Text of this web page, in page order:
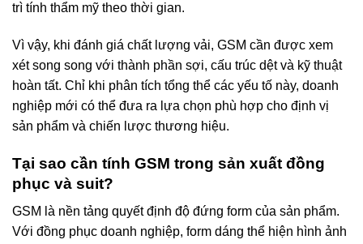
trì tính thẩm mỹ theo thời gian.
Vì vậy, khi đánh giá chất lượng vải, GSM cần được xem
xét song song với thành phần sợi, cấu trúc dệt và kỹ thuật
hoàn tất. Chỉ khi phân tích tổng thể các yếu tố này, doanh
nghiệp mới có thể đưa ra lựa chọn phù hợp cho định vị
sản phẩm và chiến lược thương hiệu.
Tại sao cần tính GSM trong sản xuất đồng
phục và suit?
GSM là nền tảng quyết định độ đứng form của sản phẩm.
Với đồng phục doanh nghiệp, form dáng thể hiện hình ảnh